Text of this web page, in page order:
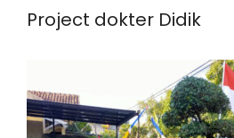
Project dokter Didik